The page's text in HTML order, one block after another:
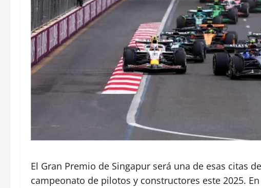
El Gran Premio de Singapur será una de esas citas
campeonato de pilotos y constructores este 2025.